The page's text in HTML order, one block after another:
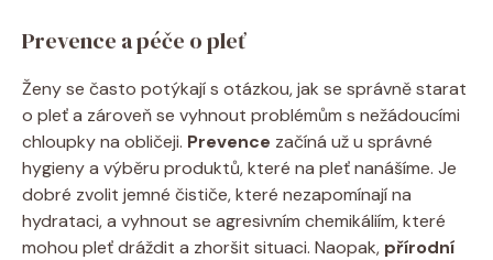
Prevence a péče o pleť
Ženy se často potýkají s otázkou, jak se správně starat
o pleť a zároveň se vyhnout problémům s nežádoucími
chloupky na obličeji. Prevence začíná už u správné
hygieny a výběru produktů, které na pleť nanášíme. Je
dobré zvolit jemné čističe, které nezapomínají na
hydrataci, a vyhnout se agresivním chemikáliím, které
mohou pleť dráždit a zhoršit situaci. Naopak, přírodní